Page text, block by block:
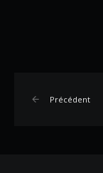
Précédent